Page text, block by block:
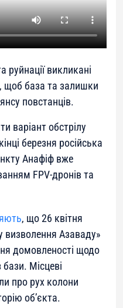
викликані
щоб база та залишки
повстанців.
варіант обстрілу
березня російська
Анафіф вже
FPV-дронів та
, що 26 квітня
визволення Азаваду»
домовленості щодо
бази. Місцеві
про рух колони
об’єкта.